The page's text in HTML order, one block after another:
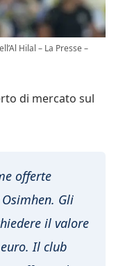
Hilal – La Presse –
di mercato sul
offerte
Gli
il valore
Il club